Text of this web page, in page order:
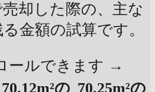
却した際の、主な
金額の試算です。
ールできます →
70.12m²の 70.25m²の